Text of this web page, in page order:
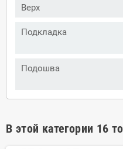
Верх
Подкладка
Подошва
В этой категории 16